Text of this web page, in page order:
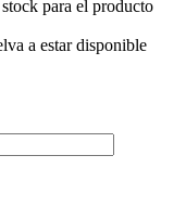
para el producto
a estar disponible